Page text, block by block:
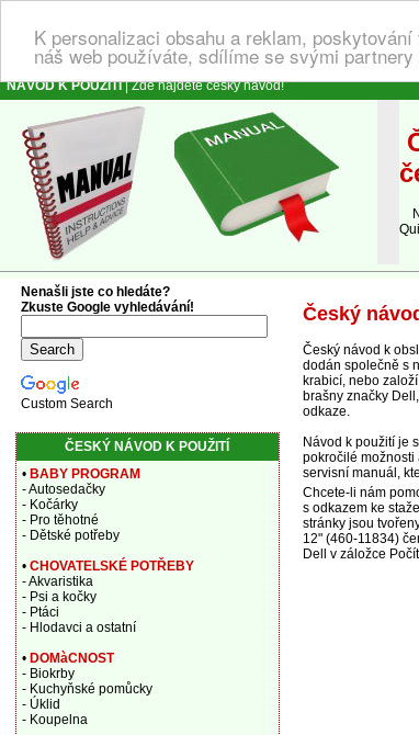
K personalizaci obsahu a reklam,
náš web používáte, sdílíme se svými
NÁVOD K POUŽITÍ| Zde najdete český návod!
Český
Český návod k
dodán společně s
krabicí, nebo
brašny značky
odkaze.
Návod k použití je
pokročilé možnosti
servisní manuál,
Chcete-li nám
s odkazem ke
stránky jsou
12" (460-11834)
Dell v záložce
Nenašli jste co hledáte?
Zkuste Google vyhledávání!
Custom Search
ČESKÝ NÁVOD K POUŽITÍ
• BABY PROGRAM
- Autosedačky
- Kočárky
- Pro těhotné
- Dětské potřeby
• CHOVATELSKÉ POTŘEBY
- Akvaristika
- Psi a kočky
- Ptáci
- Hlodavci a ostatní
• DOMàCNOST
- Biokrby
- Kuchyňské pomůcky
- Úklid
- Koupelna